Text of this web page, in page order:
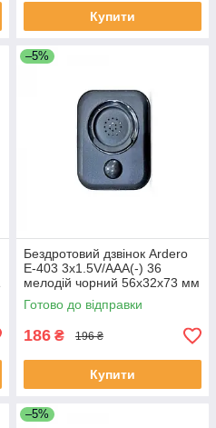
Купити
–5%
Бездротовий дзвінок Ardero
E-403 3x1.5V/AAA(-) 36
мелодій чорний 56х32х73 мм
Готово до відправки
186 ₴ 196 ₴
Купити
–5%